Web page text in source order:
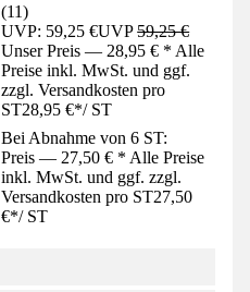
(11)
UVP: 59,25 €UVP59,25 €
Unser Preis — 28,95 € * Alle
Preise inkl. MwSt. und ggf.
zzgl. Versandkosten pro
ST28,95 €*/ ST
Bei Abnahme von 6 ST:
Preis — 27,50 € * Alle Preise
inkl. MwSt. und ggf. zzgl.
Versandkosten pro ST27,50
€*/ ST